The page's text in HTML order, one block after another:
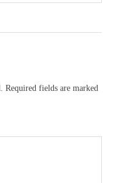
Required fields are marked